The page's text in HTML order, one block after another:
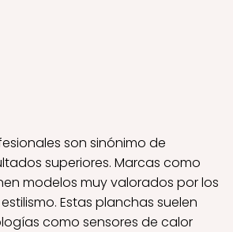
son sinónimo de
superiores. Marcas como
modelos muy valorados por los
Estas planchas suelen
como sensores de calor